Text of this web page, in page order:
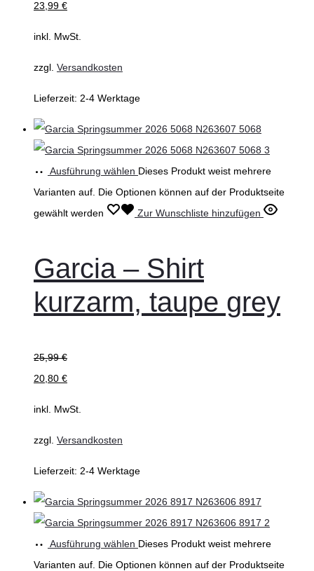
23,99 €
inkl. MwSt.
zzgl. Versandkosten
Lieferzeit: 2-4 Werktage
Ausführung wählen Dieses Produkt weist mehrere
Varianten auf. Die Optionen können auf der Produktseite
gewählt werden
Zur Wunschliste hinzufügen
Garcia – Shirt
kurzarm, taupe grey
25,99€
20,80 €
inkl. MwSt.
zzgl. Versandkosten
Lieferzeit: 2-4 Werktage
Ausführung wählen Dieses Produkt weist mehrere
Varianten auf. Die Optionen können auf der Produktseite